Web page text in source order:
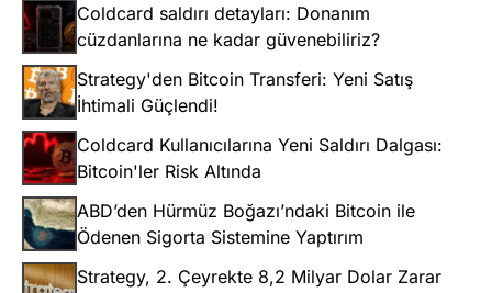
Coldcard saldırı detayları: Donanım
cüzdanlarına ne kadar güvenebiliriz?
Strategy'den Bitcoin Transferi: Yeni Satış
İhtimali Güçlendi!
Coldcard Kullanıcılarına Yeni Saldırı Dalgası:
Bitcoin'ler Risk Altında
ABD’den Hürmüz Boğazı’ndaki Bitcoin ile
Ödenen Sigorta Sistemine Yaptırım
Strategy, 2. Çeyrekte 8,2 Milyar Dolar Zarar